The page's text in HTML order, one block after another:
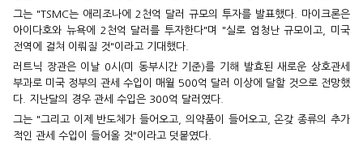
그는 "TSMC는 애리조나에 2천억 달러 규모의 투자를 발표했다. 마이크론은
아이다호와 뉴욕에 2천억 달러를 투자한다"며 "실로 엄청난 규모이고, 미국
전역에 걸쳐 이뤄질 것"이라고 기대했다.
러트닉 장관은 이날 0시(미 동부시간 기준)를 기해 발효된 새로운 상호관세
부과로 미국 정부의 관세 수입이 매월 500억 달러 이상에 달할 것으로 전망했
다. 지난달의 경우 관세 수입은 300억 달러였다.
그는 "그리고 이제 반도체가 들어오고, 의약품이 들어오고, 온갖 종류의 추가
적인 관세 수입이 들어올 것"이라고 덧붙였다.